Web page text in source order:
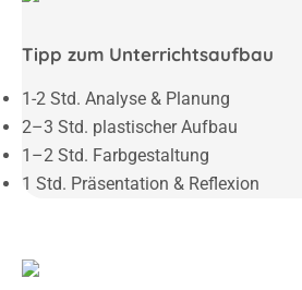
Tipp zum Unterrichtsaufbau
1-2 Std. Analyse & Planung
2–3 Std. plastischer Aufbau
1–2 Std. Farbgestaltung
1 Std. Präsentation & Reflexion